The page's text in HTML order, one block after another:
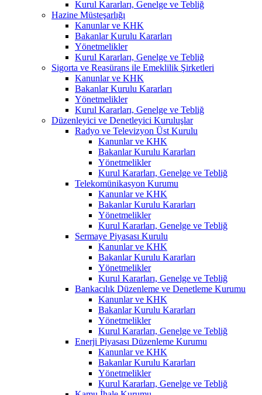
Kurul Kararları, Genelge ve Tebliğ
Hazine Müsteşarlığı
Kanunlar ve KHK
Bakanlar Kurulu Kararları
Yönetmelikler
Kurul Kararları, Genelge ve Tebliğ
Sigorta ve Reasürans ile Emeklilik Şirketleri
Kanunlar ve KHK
Bakanlar Kurulu Kararları
Yönetmelikler
Kurul Kararları, Genelge ve Tebliğ
Düzenleyici ve Denetleyici Kuruluşlar
Radyo ve Televizyon Üst Kurulu
Kanunlar ve KHK
Bakanlar Kurulu Kararları
Yönetmelikler
Kurul Kararları, Genelge ve Tebliğ
Telekomünikasyon Kurumu
Kanunlar ve KHK
Bakanlar Kurulu Kararları
Yönetmelikler
Kurul Kararları, Genelge ve Tebliğ
Sermaye Piyasası Kurulu
Kanunlar ve KHK
Bakanlar Kurulu Kararları
Yönetmelikler
Kurul Kararları, Genelge ve Tebliğ
Bankacılık Düzenleme ve Denetleme Kurumu
Kanunlar ve KHK
Bakanlar Kurulu Kararları
Yönetmelikler
Kurul Kararları, Genelge ve Tebliğ
Enerji Piyasası Düzenleme Kurumu
Kanunlar ve KHK
Bakanlar Kurulu Kararları
Yönetmelikler
Kurul Kararları, Genelge ve Tebliğ